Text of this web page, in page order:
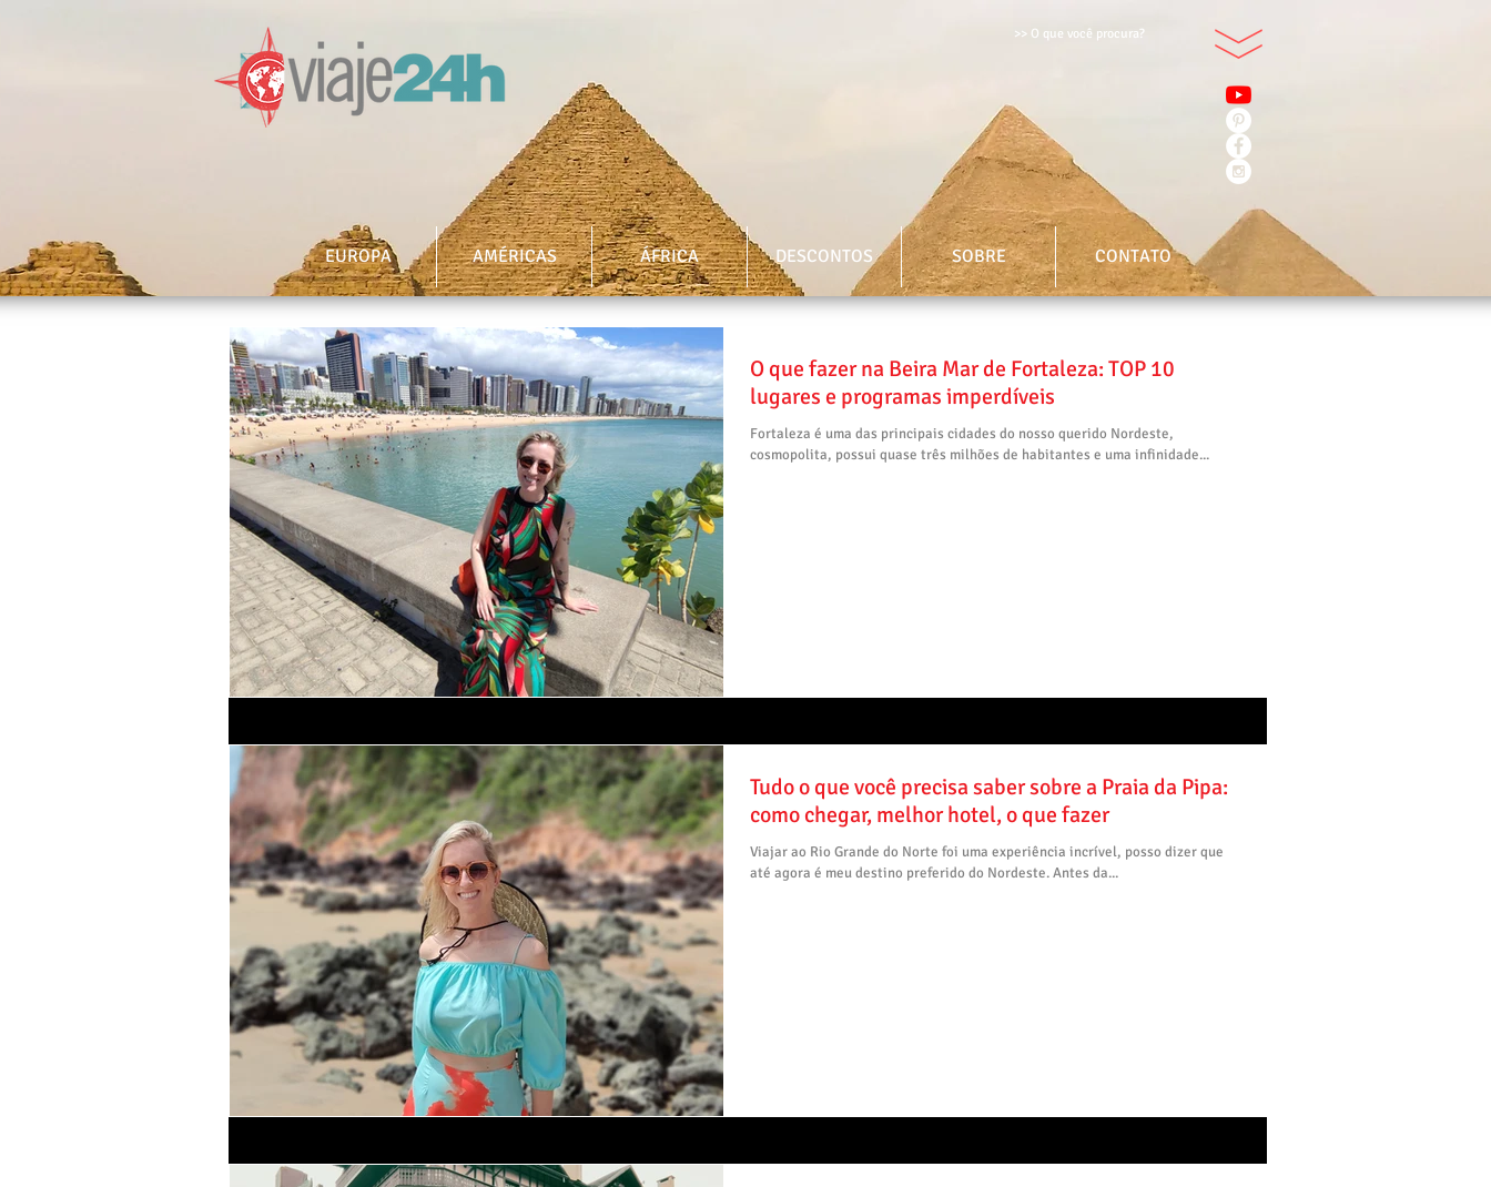
>> O que você procura?
EUROPA AMÉRICAS ÁFRICA DESCONTOS SOBRE CONTATO
O que fazer na Beira Mar de Fortaleza: TOP 10
lugares e programas imperdíveis
Fortaleza é uma das principais cidades do nosso querido Nordeste,
cosmopolita, possui quase três milhões de habitantes e uma infinidade...
Tudo o que você precisa saber sobre a Praia da Pipa:
como chegar, melhor hotel, o que fazer
Viajar ao Rio Grande do Norte foi uma experiência incrível, posso dizer que
até agora é meu destino preferido do Nordeste. Antes da...